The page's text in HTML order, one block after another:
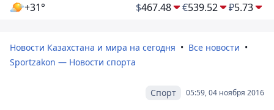
+31° $467.48 €539.52 ₽5.73
Новости Казахстана и мира на сегодня
Все новости
Sportzakon — Новости спорта
05:59, 04 ноября 2016
Спорт